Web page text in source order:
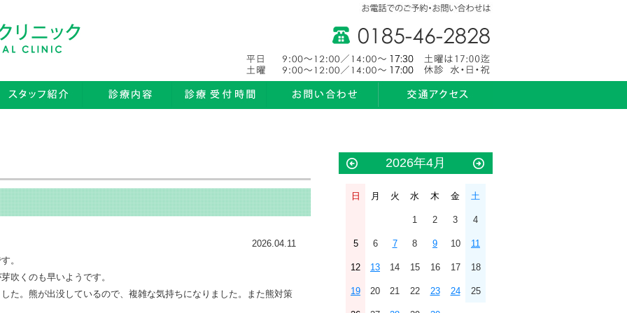
2026.04.11
。
くのも早いようです。
。熊が出没しているので、複雑な気持ちになりました。また熊対策
2026年4月
日 月 火 水 木 金 土
1 2 3 4
5 6 7 8 9 10 11
12 13 14 15 16 17 18
19 20 21 22 23 24 25